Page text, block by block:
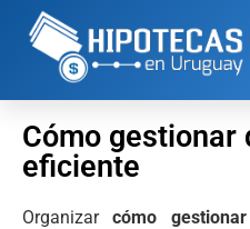
Cómo gestionar
eficiente
Organizarcómo